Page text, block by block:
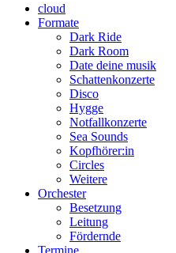
cloud
Formate
Dark Ride
Dark Room
Date deine musik
Schattenkonzerte
Disco
Hygge
Notfallkonzerte
Sea Sounds
Kopfhörer:in
Circles
Weitere
Orchester
Besetzung
Leitung
Fördernde
Termine